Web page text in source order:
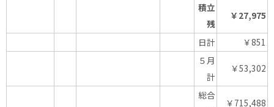
積立
残
￥27,975
日計
￥851
５月
計
￥53,302
総合
￥715,488